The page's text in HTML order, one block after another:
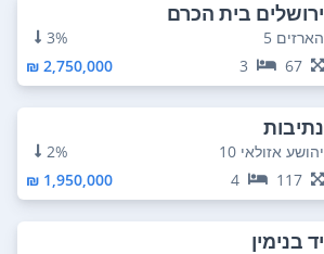
ירושלים בית הכרם
הארזים 5
3%
67
3
2,750,000 ₪
נתיבות
יהושע אזולאי 10
2%
117
4
1,950,000 ₪
יד בנימין